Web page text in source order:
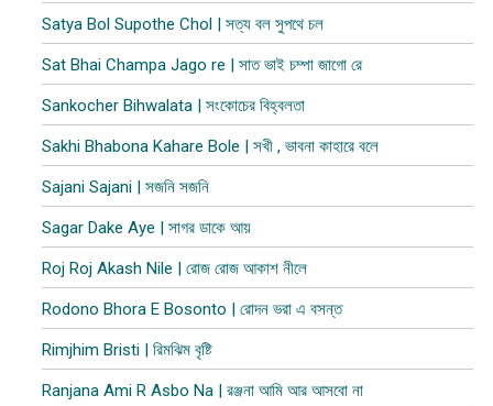
Satya Bol Supothe Chol | সত্য বল সুপথে চল
Sat Bhai Champa Jago re | সাত ভাই চম্পা জাগো রে
Sankocher Bihwalata | সংকোচের বিহ্বলতা
Sakhi Bhabona Kahare Bole | সখী , ভাবনা কাহারে বলে
Sajani Sajani | সজনি সজনি
Sagar Dake Aye | সাগর ডাকে আয়
Roj Roj Akash Nile | রোজ রোজ আকাশ নীলে
Rodono Bhora E Bosonto | রোদন ভরা এ বসন্ত
Rimjhim Bristi | রিমঝিম বৃষ্টি
Ranjana Ami R Asbo Na | রঞ্জনা আমি আর আসবো না